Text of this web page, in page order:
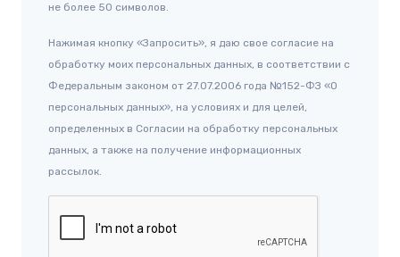
не более 50 символов.
Нажимая кнопку «Запросить», я даю свое согласие на
обработку моих персональных данных, в соответствии с
Федеральным законом от 27.07.2006 года №152-ФЗ «О
персональных данных», на условиях и для целей,
определенных в Согласии на обработку персональных
данных, а также на получение информационных
рассылок.